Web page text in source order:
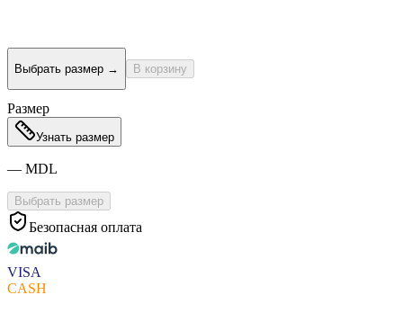
Выбрать размер → В корзину
Размер
Узнать размер
— MDL
Выбрать размер
Безопасная оплата
VISA
CASH